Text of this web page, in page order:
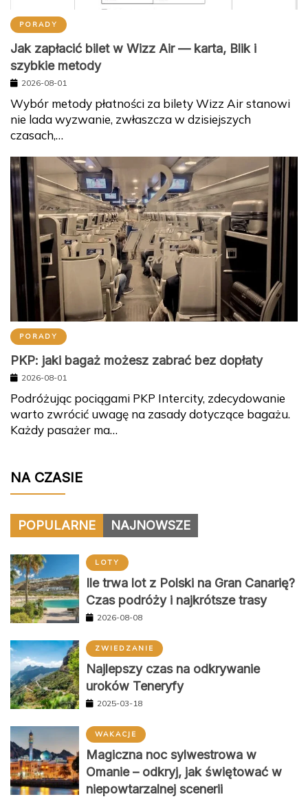
PORADY
Jak zapłacić bilet w Wizz Air — karta, Blik i
szybkie metody
2026-08-01
Wybór metody płatności za bilety Wizz Air stanowi
nie lada wyzwanie, zwłaszcza w dzisiejszych
czasach,…
PORADY
PKP: jaki bagaż możesz zabrać bez dopłaty
2026-08-01
Podróżując pociągami PKP Intercity, zdecydowanie
warto zwrócić uwagę na zasady dotyczące bagażu.
Każdy pasażer ma…
NA CZASIE
POPULARNE NAJNOWSZE
LOTY
Ile trwa lot z Polski na Gran Canarię?
Czas podróży i najkrótsze trasy
2026-08-08
ZWIEDZANIE
Najlepszy czas na odkrywanie
uroków Teneryfy
2025-03-18
WAKACJE
Magiczna noc sylwestrowa w
Omanie – odkryj, jak świętować w
niepowtarzalnej scenerii